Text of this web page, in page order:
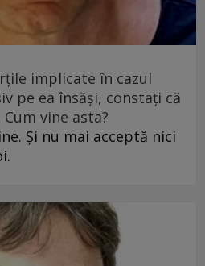
implicate în cazul
pe ea însăși, constați că
vine asta?
Și nu mai acceptă nici